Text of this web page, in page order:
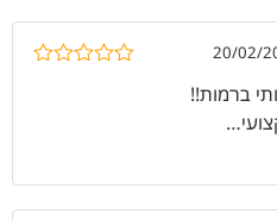
20/02/
ברמות!!